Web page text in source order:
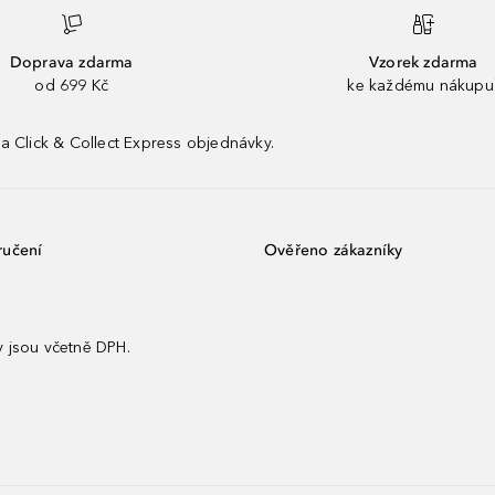
Doprava zdarma
od 699 Kč
Vzorek zdarma
ke každému
Click & Collect Express objednávky.
jsou včetně DPH.
Ověřeno zákazníky